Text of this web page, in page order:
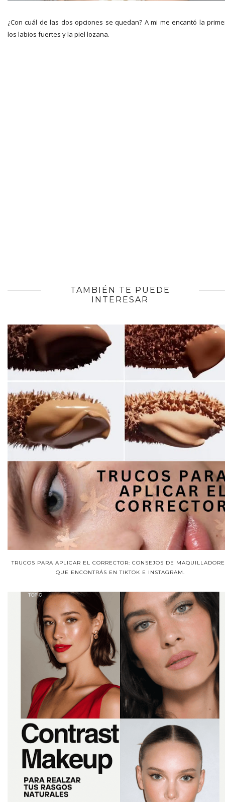
¿Con cuál de las dos opciones se quedan? A mi me encantó la
los labios fuertes y la piel lozana.
TAMBIÉN TE PUEDE
INTERESAR
TRUCOS PARA APLICAR EL CORRECTOR: CONSEJOS DE
QUE ENCONTRÁS EN TIKTOK E INSTAGRAM.